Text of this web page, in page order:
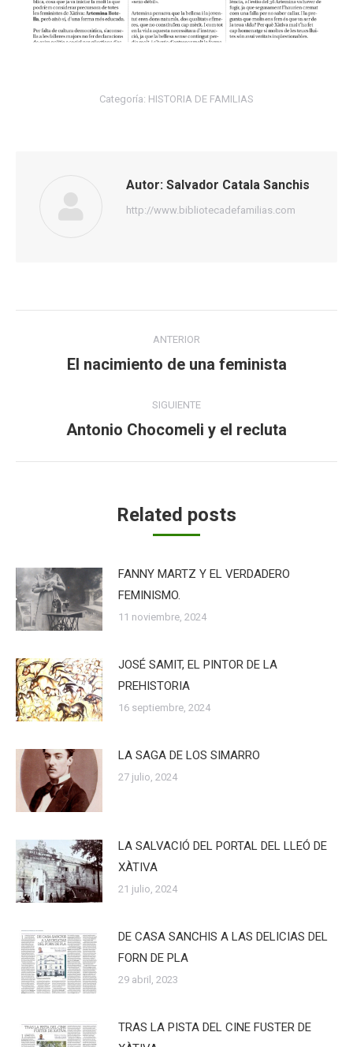
Categoría: HISTORIA DE FAMILIAS
Autor: Salvador Catala Sanchis
http://www.bibliotecadefamilias.com
entre
publicaciones
ANTERIOR
Publicación
El nacimiento de una feminista
SIGUIENTE
Publicación
Antonio Chocomeli y el recluta
Related posts
FANNY MARTZ Y EL VERDADERO
FEMINISMO.
11 noviembre, 2024
JOSÉ SAMIT, EL PINTOR DE LA
PREHISTORIA
16 septiembre, 2024
LA SAGA DE LOS SIMARRO
27 julio, 2024
LA SALVACIÓ DEL PORTAL DEL LLEÓ DE
XÀTIVA
21 julio, 2024
DE CASA SANCHIS A LAS DELICIAS DEL
FORN DE PLA
29 abril, 2023
TRAS LA PISTA DEL CINE FUSTER DE